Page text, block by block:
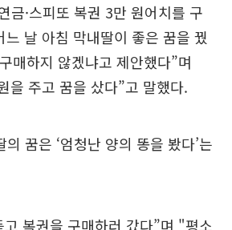
금·스피또 복권 3만 원어치를 구
느 날 아침 막내딸이 좋은 꿈을 꿨
매하지 않겠냐고 제안했다”며
을 주고 꿈을 샀다”고 말했다.
꿈은 ‘엄청난 양의 똥을 봤다’는
복권을 구매하러 갔다”며 "평소